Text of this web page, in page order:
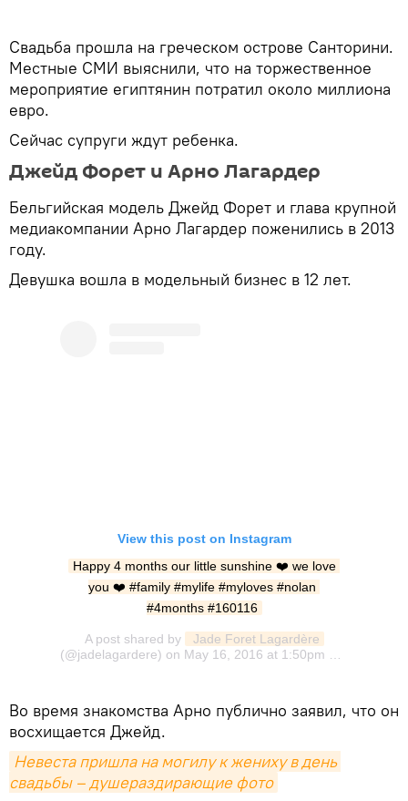
Свадьба прошла на греческом острове Санторини.
Местные СМИ выяснили, что на торжественное
мероприятие египтянин потратил около миллиона
евро.
Сейчас супруги ждут ребенка.
Джейд Форет и Арно Лагардер
Бельгийская модель Джейд Форет и глава крупной
медиакомпании Арно Лагардер поженились в 2013
году.
Девушка вошла в модельный бизнес в 12 лет.
View this post on Instagram
Happy 4 months our little sunshine ❤️ we love
you ❤️ #family #mylife #myloves #nolan
#4months #160116
A post shared by
Jade Foret Lagardère
(@jadelagardere) on May 16, 2016 at 1:50pm PDT
Во время знакомства Арно публично заявил, что он
восхищается Джейд.
Невеста пришла на могилу к жениху в день
свадьбы – душераздирающие фото